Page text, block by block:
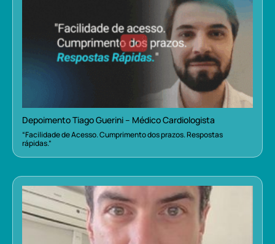
Depoimento Tiago Guerini – Médico Cardiologista
“Facilidade de Acesso. Cumprimento dos prazos. Respostas
rápidas.”